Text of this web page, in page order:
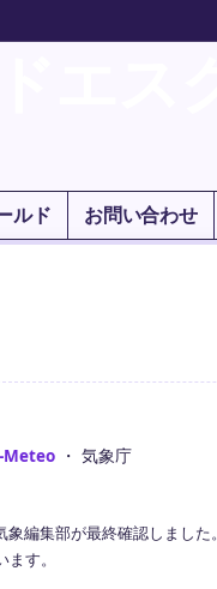
ルド お問い合わせ
Meteo ・ 気象庁
編集部が最終確認しました。
す。